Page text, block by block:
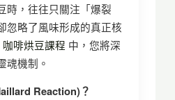
時，往往只關注「爆裂
忽略了風味形成的真正核
啡烘豆課程 中，您將深
魂機制。
Reaction)？